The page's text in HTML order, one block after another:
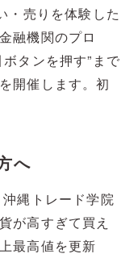
・売りを体験した
融機関のプロ
タンを押す”まで
開催します。初
へ
縄トレード学院
が高すぎて買え
最高値を更新